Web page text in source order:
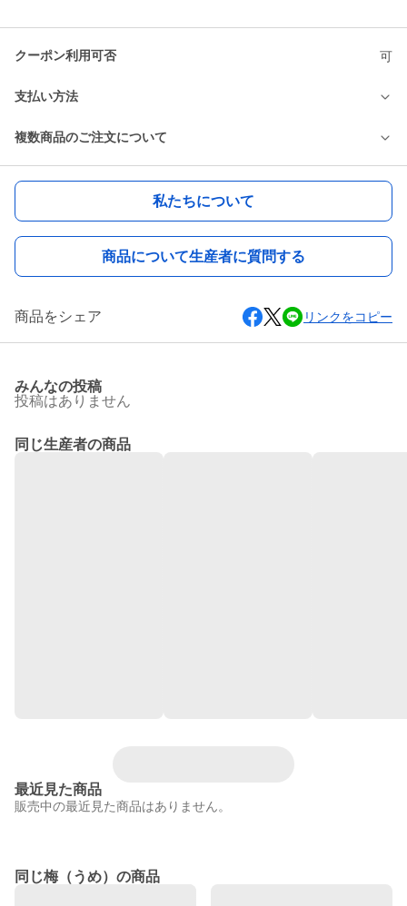
クーポン利用可否 可
支払い方法
複数商品のご注文について
私たちについて
商品について生産者に質問する
商品をシェア リンクをコピー
みんなの投稿
投稿はありません
同じ生産者の商品
最近見た商品
販売中の最近見た商品はありません。
同じ梅（うめ）の商品